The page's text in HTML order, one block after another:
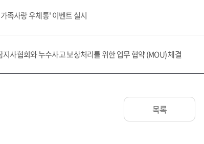
족사랑 우체통' 이벤트 실시
사협회와 누수사고 보상처리를 위한 업무 협약 (MOU) 체결
목록